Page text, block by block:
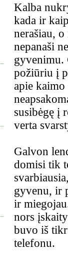
Kalba
kada ir
nerašiau,
nepanaši
gyvenimu.
požiūriu į
apie
susibėgę į
verta
Galvon
domisi tik
gyvenu, ir
ir
nors
buvo iš
telefonu.